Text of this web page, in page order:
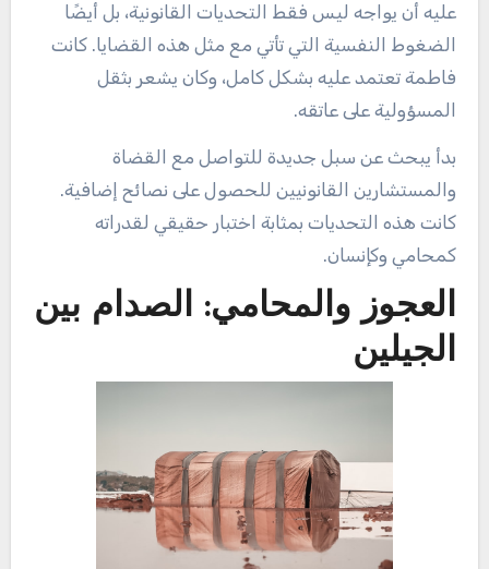
عليه أن يواجه ليس فقط التحديات القانونية، بل أيضًا
الضغوط النفسية التي تأتي مع مثل هذه القضايا. كانت
فاطمة تعتمد عليه بشكل كامل، وكان يشعر بثقل
المسؤولية على عاتقه.
بدأ يبحث عن سبل جديدة للتواصل مع القضاة
والمستشارين القانونيين للحصول على نصائح إضافية.
كانت هذه التحديات بمثابة اختبار حقيقي لقدراته
كمحامي وكإنسان.
العجوز والمحامي: الصدام بين
الجيلين